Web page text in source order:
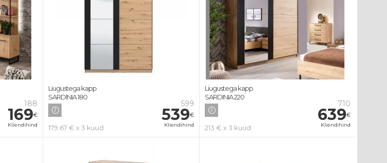
188
169€
Kliendihind
599
539€
Kliendihind
179.67 € x 3 kuud
Liugustega kapp
SARDINIA 180
710
639€
Kliendihind
213 € x 3 kuud
Liugustega kapp
SARDINIA 220